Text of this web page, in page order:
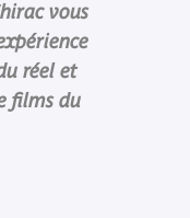
vous
réel et
films du